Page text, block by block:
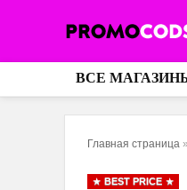
ВСЕ
Главная страница »
BEST PRICE